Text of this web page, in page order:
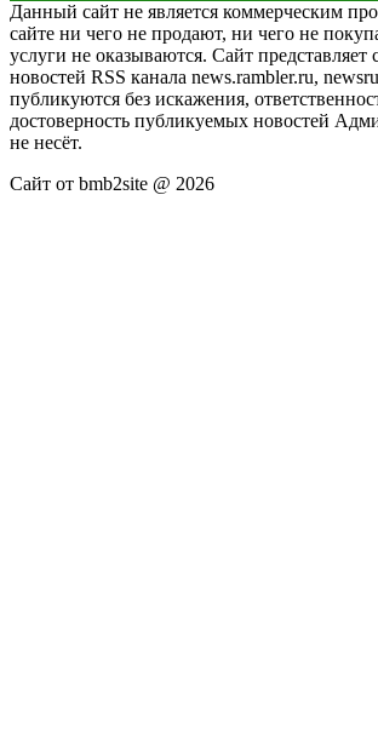
Данный сайт не является коммерческим
сайте ни чего не продают, ни чего не
услуги не оказываются. Сайт представляет
новостей RSS канала news.rambler.ru,
публикуются без искажения,
достоверность публикуемых новостей
не несёт.
Сайт от bmb2site @ 2026